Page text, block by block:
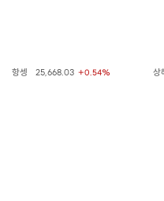
25,668.03 +0.54% 상해종합